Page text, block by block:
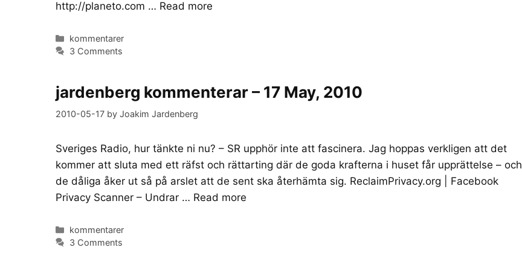
http://planeto.com … Read more
Categories
kommentarer
3 Comments
jardenberg kommenterar – 17 May, 2010
2010-05-17 by Joakim Jardenberg
Sveriges Radio, hur tänkte ni nu? – SR upphör inte att fascinera. Jag hoppas verkligen att det
kommer att sluta med ett räfst och rättarting där de goda krafterna i huset får upprättelse – och
de dåliga åker ut så på arslet att de sent ska återhämta sig. ReclaimPrivacy.org | Facebook
Privacy Scanner – Undrar … Read more
Categories
kommentarer
3 Comments